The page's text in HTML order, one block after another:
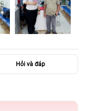
Hỏi và đáp